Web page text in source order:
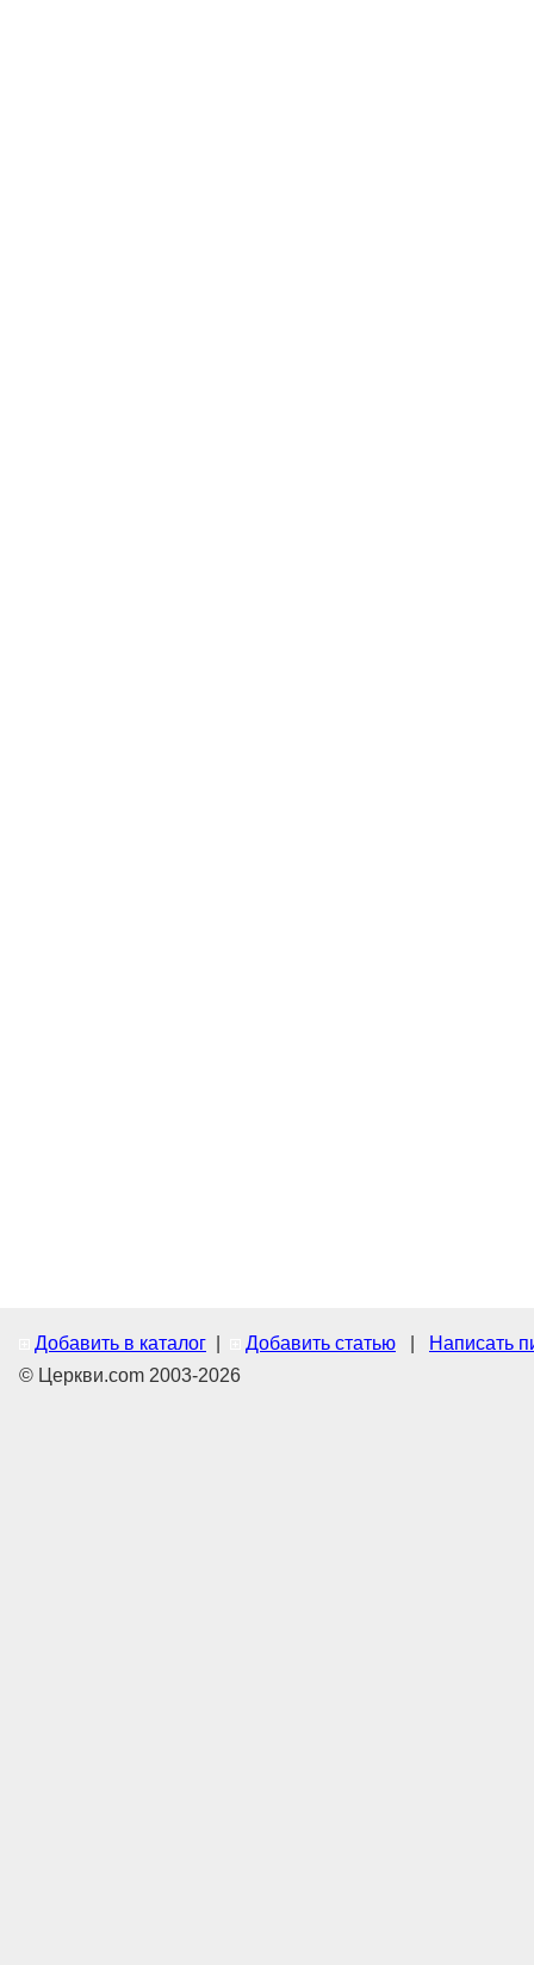
Добавить в каталог Добавить статью
Написать
© Церкви.com 2003-2026